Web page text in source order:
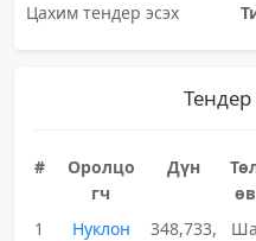
Цахим тендер эсэх
#
Оролцо
гч
Дүн
өв
1
Нуклон
348,733,
Ша